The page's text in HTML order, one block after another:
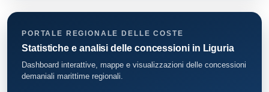
PORTALE REGIONALE DELLE COSTE
Statistiche e analisi delle concessioni in Liguria
Dashboard interattive, mappe e visualizzazioni delle concessioni
demaniali marittime regionali.